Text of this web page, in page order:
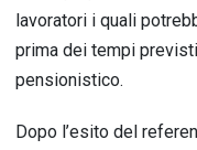
lavoratori i quali
prima dei tempi
pensionistico.
Dopo l’esito del